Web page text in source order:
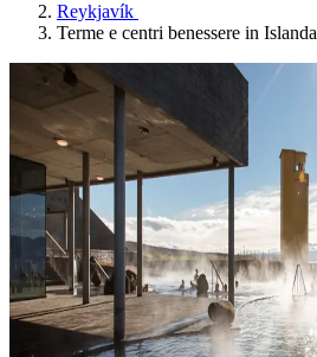
Reykjavík
Terme e centri benessere in Islanda